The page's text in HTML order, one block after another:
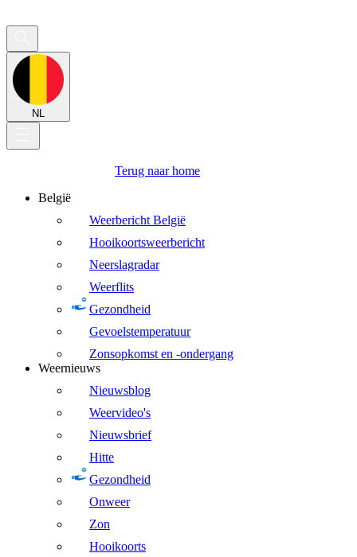
NL
Terug naar home
België
Weerbericht België
Hooikoortsweerbericht
Neerslagradar
Weerflits
Gezondheid
Gevoelstemperatuur
Zonsopkomst en -ondergang
Weernieuws
Nieuwsblog
Weervideo's
Nieuwsbrief
Hitte
Gezondheid
Onweer
Zon
Hooikoorts